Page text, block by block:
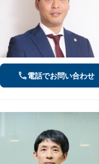
電話でお問い合わせ